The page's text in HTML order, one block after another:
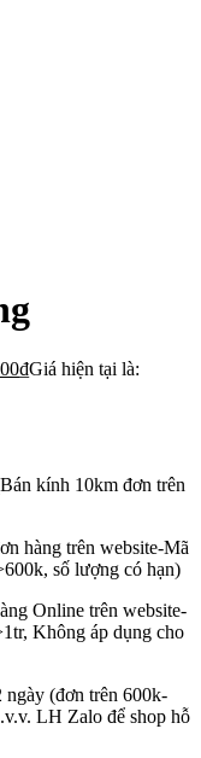
₫Giá hiện tại là:
kính 10km đơn trên
hàng trên website-Mã
số lượng có hạn)
Online trên website-
Không áp dụng cho
(đơn trên 600k-
LH Zalo để shop hỗ